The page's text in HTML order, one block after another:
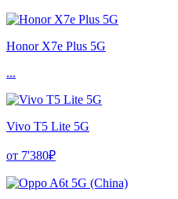
Honor X7e Plus 5G
...
Vivo T5 Lite 5G
от 7'380₽